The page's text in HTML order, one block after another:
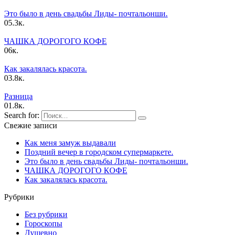
Это было в день свадьбы Лиды- почтальонши.
05.3к.
ЧАШКА ДОPОГОГО КОФЕ
06к.
Как закалялась красота.
03.8к.
Pазница
01.8к.
Search for:
Свежие записи
Как меня замуж выдавали
Поздний вечер в городском супермаркете.
Это было в день свадьбы Лиды- почтальонши.
ЧАШКА ДОPОГОГО КОФЕ
Как закалялась красота.
Рубрики
Без рубрики
Гороскопы
Душевно